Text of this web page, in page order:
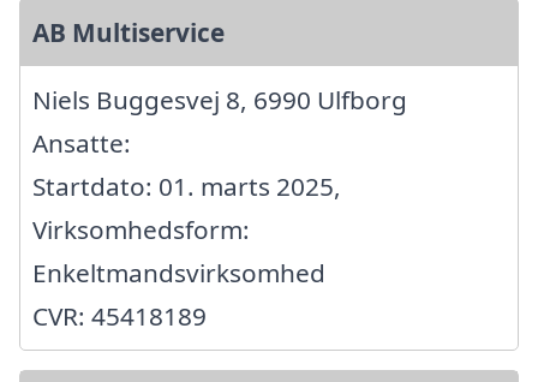
AB Multiservice
Niels Buggesvej 8, 6990 Ulfborg
Ansatte:
Startdato: 01. marts 2025,
Virksomhedsform:
Enkeltmandsvirksomhed
CVR: 45418189